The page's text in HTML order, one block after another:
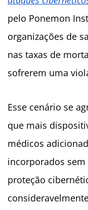
pelo Ponemon
organizações de
nas taxas de
sofrerem uma
Esse cenário se
que mais
médicos
incorporados
proteção